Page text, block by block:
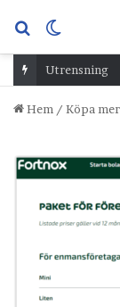
Sök
efterskin
Utrensning
Hem / Köpa